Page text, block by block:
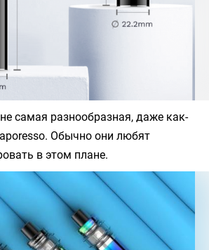
самая разнообразная, даже как-
Обычно они любят
в этом плане.